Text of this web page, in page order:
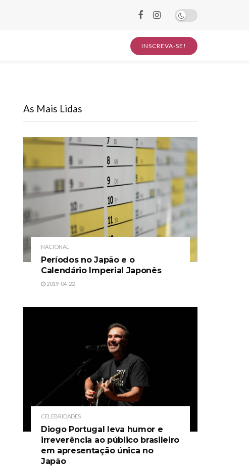
INSCREVA-SE!
As Mais Lidas
NACIONAL
Períodos no Japão e o
Calendário Imperial Japonês
2019-04-22
CELEBRIDADES
Diogo Portugal leva humor e
irreverência ao público brasileiro
em apresentação única no
Japão